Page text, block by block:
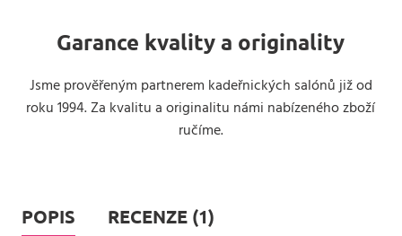
Garance kvality a originality
Jsme prověřeným partnerem kadeřnických salónů již od
roku 1994. Za kvalitu a originalitu námi nabízeného zboží
ručíme.
POPIS RECENZE (1)